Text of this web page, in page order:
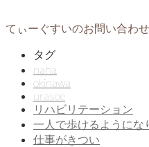
てぃーぐすいのお問い合わ
タグ
naha
okinawa
urasoe
リハビリテーション
一人で歩けるようにな
仕事がきつい